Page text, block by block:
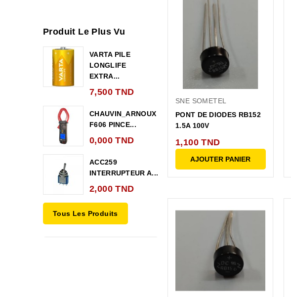
Produit Le Plus Vu
VARTA PILE
LONGLIFE
EXTRA...
7,500 TND
CHAUVIN_ARNOUX
F606 PINCE...
0,000 TND
ACC259
INTERRUPTEUR A...
2,000 TND
Tous Les Produits
SNE SOMETEL
PONT DE DIODES RB152
1.5A 100V
1,100 TND
AJOUTER PANIER